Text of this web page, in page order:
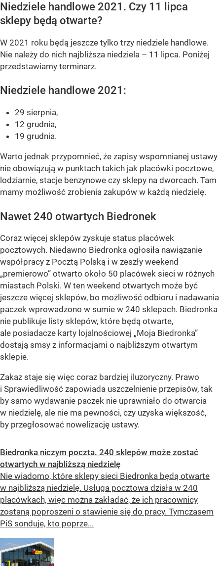
Niedziele handlowe 2021. Czy 11 lipca
sklepy będą otwarte?
W 2021 roku będą jeszcze tylko trzy niedziele handlowe.
Nie należy do nich najbliższa niedziela – 11 lipca. Poniżej
przedstawiamy terminarz.
Niedziele handlowe 2021:
29 sierpnia,
12 grudnia,
19 grudnia.
Warto jednak przypomnieć, że zapisy wspomnianej ustawy
nie obowiązują w punktach takich jak placówki pocztowe,
lodziarnie, stacje benzynowe czy sklepy na dworcach. Tam
mamy możliwość zrobienia zakupów w każdą niedzielę.
Nawet 240 otwartych Biedronek
Coraz więcej sklepów zyskuje status placówek
pocztowych. Niedawno Biedronka ogłosiła nawiązanie
współpracy z Pocztą Polską i w zeszły weekend
„premierowo” otwarto około 50 placówek sieci w różnych
miastach Polski. W ten weekend otwartych może być
jeszcze więcej sklepów, bo możliwość odbioru i nadawania
paczek wprowadzono w sumie w 240 sklepach. Biedronka
nie publikuje listy sklepów, które będą otwarte,
ale posiadacze karty lojalnościowej „Moja Biedronka”
dostają smsy z informacjami o najbliższym otwartym
sklepie.
Zakaz staje się więc coraz bardziej iluzoryczny. Prawo
i Sprawiedliwość zapowiada uszczelnienie przepisów, tak
by samo wydawanie paczek nie uprawniało do otwarcia
w niedzielę, ale nie ma pewności, czy uzyska większość,
by przegłosować nowelizację ustawy.
Biedronka niczym poczta. 240 sklepów może zostać
otwartych w najbliższą niedzielę
Nie wiadomo, które sklepy sieci Biedronka będą otwarte
w najbliższą niedzielę. Usługa pocztowa działa w 240
placówkach, więc można zakładać, że ich pracownicy
zostaną poproszeni o stawienie się do pracy. Tymczasem
PiS sonduje, kto poprze...